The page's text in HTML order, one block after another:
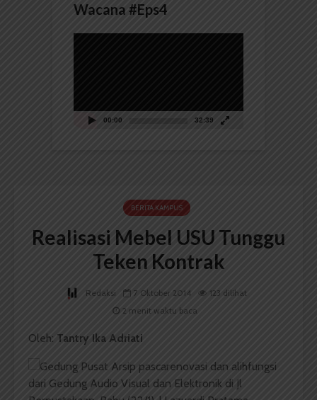
Wacana #Eps4
00:00 32:39
BERITA KAMPUS
Realisasi Mebel USU Tunggu
Teken Kontrak
Redaksi 7 Oktober 2014
123 dilihat
2 menit waktu baca
Oleh: Tantry Ika Adriati